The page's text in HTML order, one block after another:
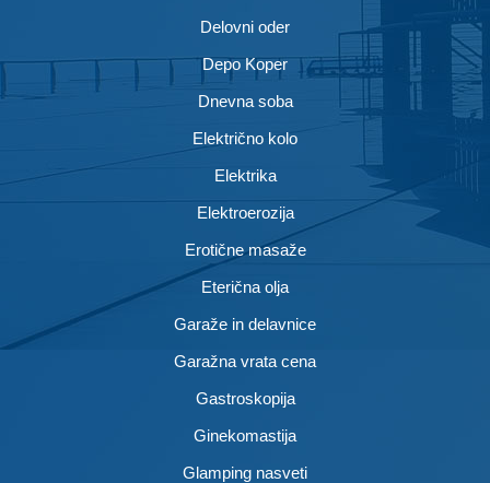
Delovni oder
Depo Koper
Dnevna soba
Električno kolo
Elektrika
Elektroerozija
Erotične masaže
Eterična olja
Garaže in delavnice
Garažna vrata cena
Gastroskopija
Ginekomastija
Glamping nasveti